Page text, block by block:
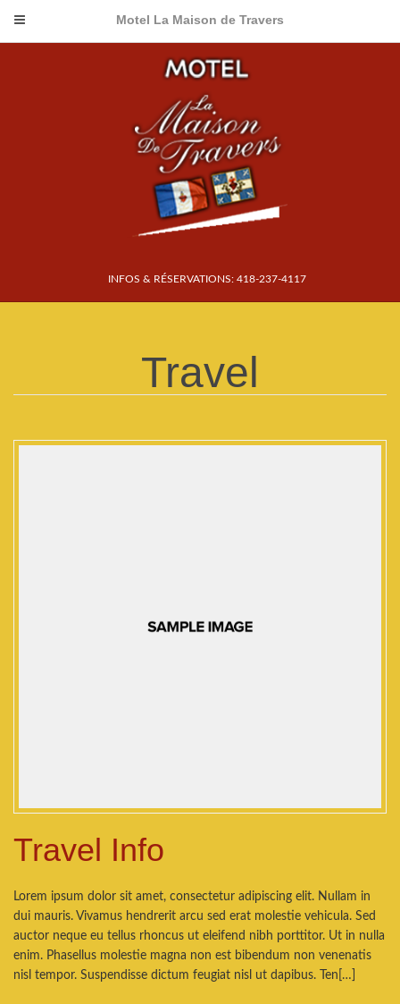
Motel La Maison de Travers
INFOS & RÉSERVATIONS: 418-237-4117
Travel
Travel Info
Lorem ipsum dolor sit amet, consectetur adipiscing elit. Nullam in
dui mauris. Vivamus hendrerit arcu sed erat molestie vehicula. Sed
auctor neque eu tellus rhoncus ut eleifend nibh porttitor. Ut in nulla
enim. Phasellus molestie magna non est bibendum non venenatis
nisl tempor. Suspendisse dictum feugiat nisl ut dapibus. Ten[…]